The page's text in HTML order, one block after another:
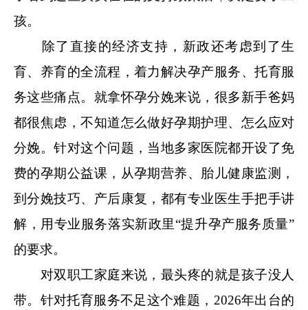
孩。
除了直接的经济支持，新政还考虑到了生
育、养育的全流程，着力解决孕产服务、托育服
务这些痛点。就拿怀孕分娩来说，很多新手爸妈
都很焦虑，不知道怎么做好孕期护理、怎么应对
分娩。针对这个问题，当地多家医院都开设了免
费的孕期公益课，从孕期营养、胎儿健康监测，
到分娩技巧、产后康复，都有专业医生手把手讲
解，用专业服务落实新政里“提升孕产服务质量”
的要求。
对双职工家庭来说，最头疼的就是孩子没人
带。针对托育服务不足这个难题，2026年出台的